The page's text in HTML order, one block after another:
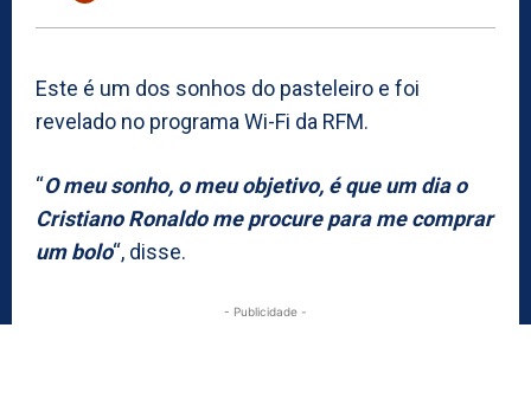
Este é um dos sonhos do pasteleiro e foi
revelado no programa Wi-Fi da RFM.
“O meu sonho, o meu objetivo, é que um dia o
Cristiano Ronaldo me procure para me comprar
um bolo“, disse.
- Publicidade -